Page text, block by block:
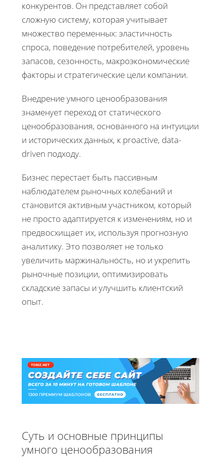
конкурентов. Он представляет собой
сложную систему, которая учитывает
множество переменных: эластичность
спроса, поведение потребителей, уровень
запасов, сезонность, макроэкономические
факторы и стратегические цели компании.
Внедрение умного ценообразования
знаменует переход от статического
ценообразования, основанного на интуиции
и исторических данных, к proactive, data-
driven подходу.
Бизнес перестает быть пассивным
наблюдателем рыночных колебаний и
становится активным участником, который
не просто адаптируется к изменениям, но и
предвосхищает их, используя прогнозную
аналитику. Это позволяет не только
увеличить маржинальность, но и укрепить
рыночные позиции, оптимизировать
складские запасы и улучшить клиентский
опыт.
Суть и основные принципы
умного ценообразования